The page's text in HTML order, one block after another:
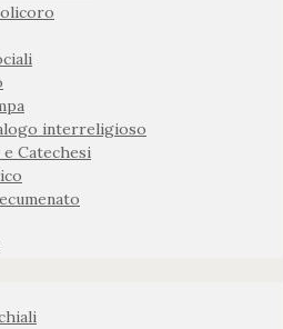
interreligioso
Catechesi